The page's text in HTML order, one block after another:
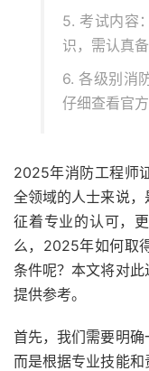
5. 考试内容
识，需认真备
6. 各级别消
仔细查看官方
2025年消防工程师
全领域的人士来说
征着专业的认可，
么，2025年如何取
条件呢？本文将对此
提供参考。
首先，我们需要明确
而是根据专业技能